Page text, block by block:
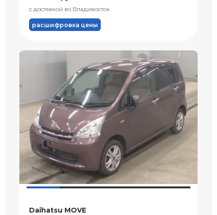
с доставкой во Владивосток
расшифровка цены
Daihatsu MOVE